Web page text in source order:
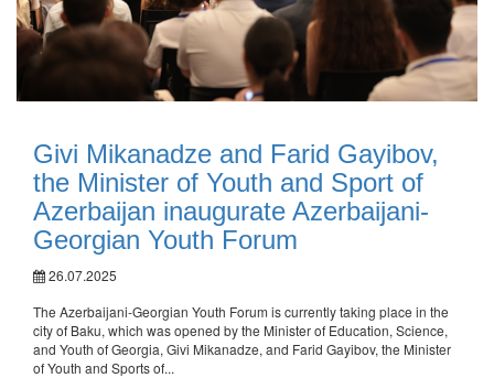
Givi Mikanadze and Farid Gayibov,
the Minister of Youth and Sport of
Azerbaijan inaugurate Azerbaijani-
Georgian Youth Forum
26.07.2025
The Azerbaijani-Georgian Youth Forum is currently taking place in the
city of Baku, which was opened by the Minister of Education, Science,
and Youth of Georgia, Givi Mikanadze, and Farid Gayibov, the Minister
of Youth and Sports of...